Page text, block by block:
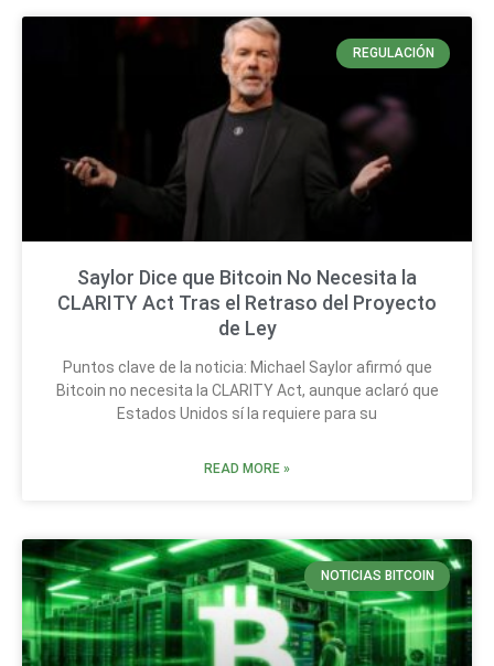
REGULACIÓN
Saylor Dice que Bitcoin No Necesita la
CLARITY Act Tras el Retraso del Proyecto
de Ley
Puntos clave de la noticia: Michael Saylor afirmó que
Bitcoin no necesita la CLARITY Act, aunque aclaró que
Estados Unidos sí la requiere para su
READ MORE »
NOTICIAS BITCOIN